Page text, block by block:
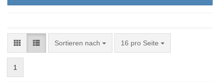
Sortieren nach
Sortieren nach 16 pro Seite
pro Seite
1